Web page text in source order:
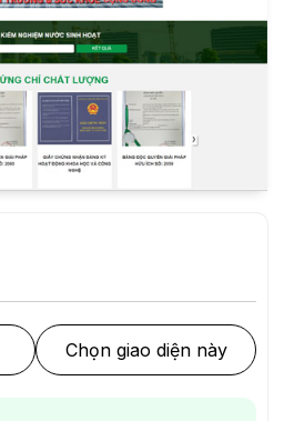
Chọn giao diện này